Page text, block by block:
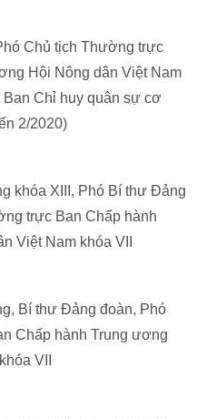
Chủ tịch Thường trực
Hội Nông dân Việt Nam
Chỉ huy quân sự cơ
2/2020)
khóa XIII, Phó Bí thư Đảng
trực Ban Chấp hành
Việt Nam khóa VII
Bí thư Đảng đoàn, Phó
Chấp hành Trung ương
VII